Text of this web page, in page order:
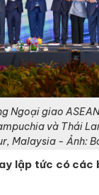
Ngoại giao
và Thái
Malaysia - Ảnh:
lập tức có các